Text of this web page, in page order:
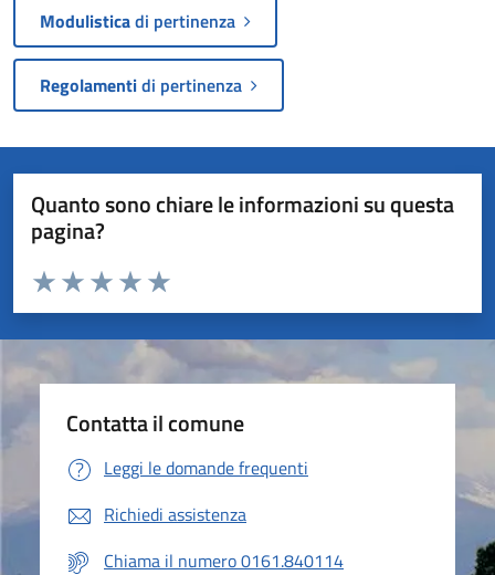
Modulisticadi pertinenza
Regolamentidi pertinenza
Quanto sono chiare le informazioni su questa
pagina?
Valuta da 1 a 5 stelle la pagina
Valuta 5 stelle su 5
Valuta 4 stelle su 5
Valuta 3 stelle su 5
Valuta 2 stelle su 5
Valuta 1 stelle su 5
Contatta il comune
Leggi le domande frequenti
Richiedi assistenza
Chiama il numero 0161.840114